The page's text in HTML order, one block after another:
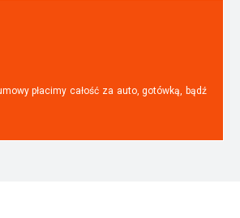
płacimy całość za auto, gotówką, bądź